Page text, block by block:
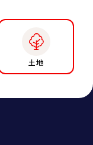
土地